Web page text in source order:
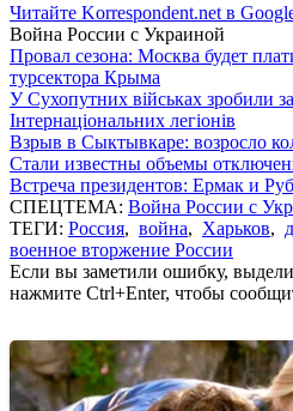
Читайте Korrespondent.net в
Война России с Украиной
Провал сезона: Москва будет
турсектора Крыма
У Сухопутних військах зробили
Інтернаціональних легіонів
Взрыв в Сыктывкаре: возросло
Стали известны объемы
Встреча президентов: Ермак и
СПЕЦТЕМА: Война России с
ТЕГИ: Россия, война, Харьков,
военное вторжение России
Если вы заметили ошибку,
нажмите Ctrl+Enter, чтобы